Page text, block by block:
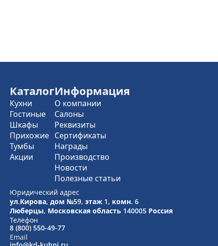
Каталог
Кухни
Гостиные
Шкафы
Прихожие
Тумбы
Акции
Информация
О компании
Салоны
Реквизиты
Сертификаты
Награды
Производство
Новости
Полезные статьи
Юридический адрес
ул.Кирова, дом №59, этаж 1, комн. 6
Люберцы, Московская область 140005 Россия
Телефон
8 (800) 550-49-77
Email